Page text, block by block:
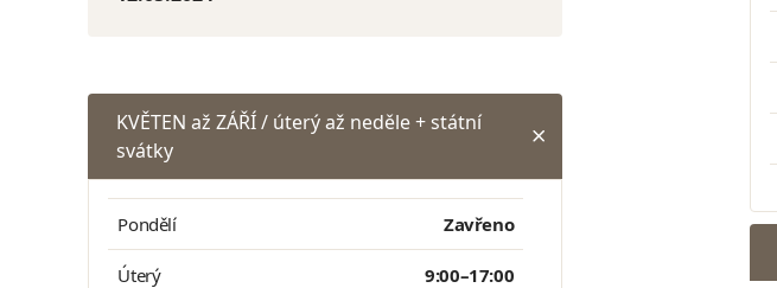
KVĚTEN až ZÁŘÍ / úterý až neděle + státní
svátky
Pondělí Zavřeno
Úterý 9:00–17:00